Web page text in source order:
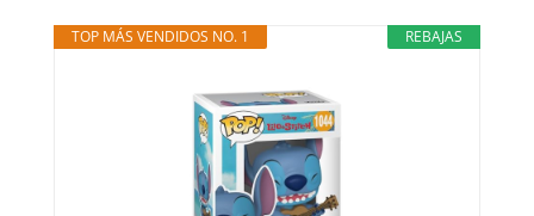
REBAJAS
TOP MÁS VENDIDOS NO. 1